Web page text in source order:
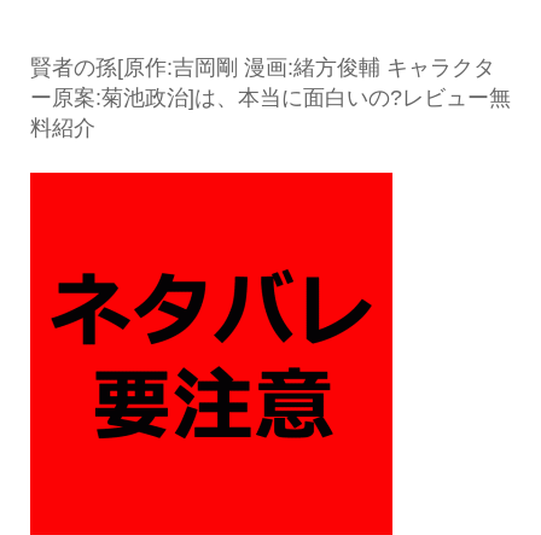
賢者の孫[原作:吉岡剛 漫画:緒方俊輔 キャラクタ
ー原案:菊池政治]は、本当に面白いの?レビュー無
料紹介